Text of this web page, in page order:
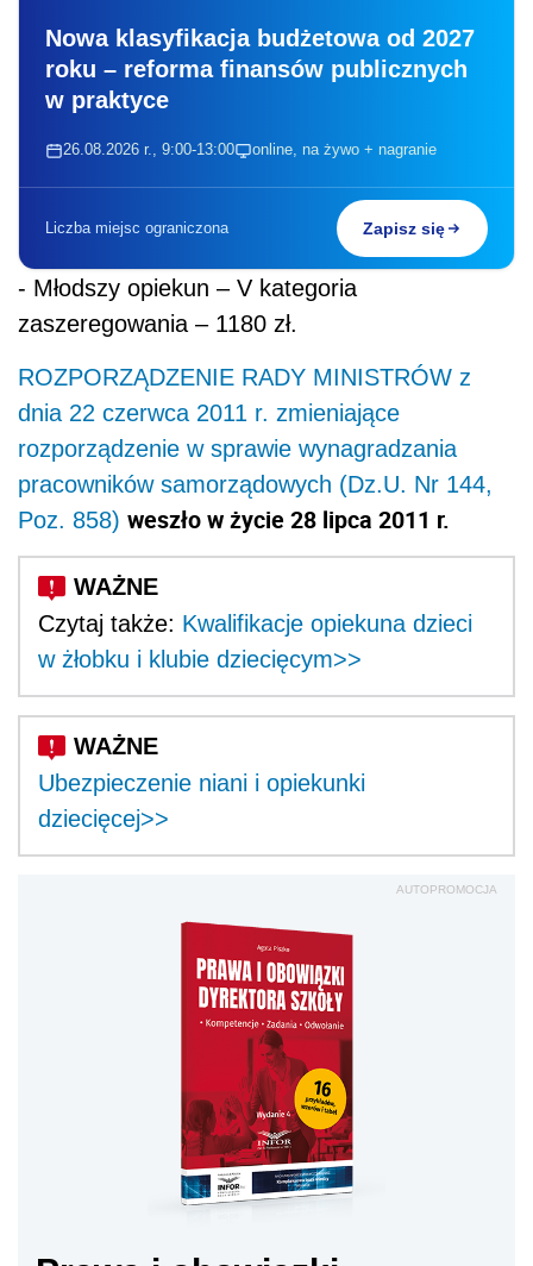
Nowa klasyfikacja budżetowa od 2027
roku – reforma finansów publicznych
w praktyce
26.08.2026 r., 9:00-13:00 online, na żywo + nagranie
Liczba miejsc ograniczona Zapisz się
- Młodszy opiekun – V kategoria
zaszeregowania – 1180 zł.
ROZPORZĄDZENIE RADY MINISTRÓW z
dnia 22 czerwca 2011 r. zmieniające
rozporządzenie w sprawie wynagradzania
pracowników samorządowych (Dz.U. Nr 144,
Poz. 858) weszło w życie 28 lipca 2011 r.
Czytaj także: Kwalifikacje opiekuna dzieci
w żłobku i klubie dziecięcym>>
Ubezpieczenie niani i opiekunki
dziecięcej>>
AUTOPROMOCJA